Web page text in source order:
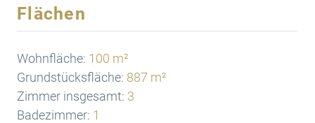
Flächen
Wohnfläche: 100 m²
Grundstücksfläche: 887 m²
Zimmer insgesamt: 3
Badezimmer: 1